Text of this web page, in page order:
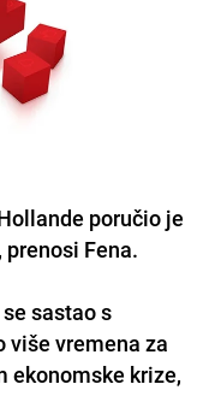
poručio je
, prenosi Fena.
se sastao s
više vremena za
ekonomske krize,